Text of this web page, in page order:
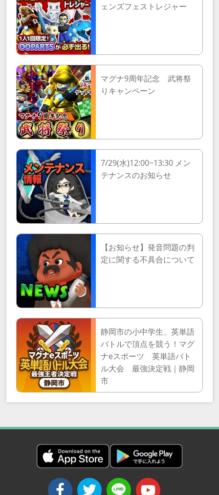
ェンズフェストレジャー
マグナ9周年記念 武将祭
りキャンペーン
7/29(水)12:00~13:30 メン
テナンスのお知らせ
【お知らせ】発音問題の判
定に関する不具合について
静岡市の小中学生、英単語
バトルで頂点を競う！マグ
ナeスポーツ 英単語バト
ル大会 最強決定戦｜静岡
市